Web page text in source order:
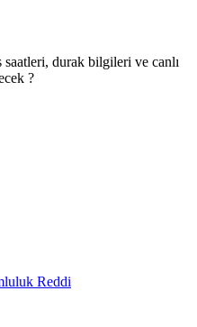
saatleri, durak bilgileri ve canlı
?
Reddi